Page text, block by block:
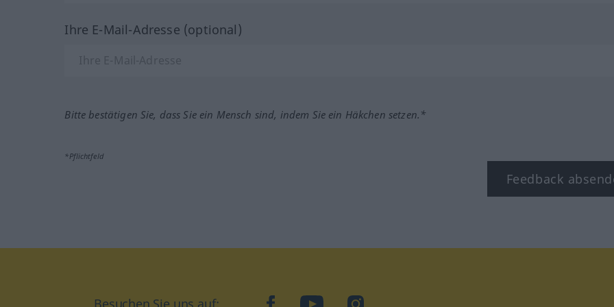
Ihre E-Mail-Adresse (optional)
Bitte bestätigen Sie, dass Sie ein Mensch sind, indem Sie ein Häkchen setzen.*
*Pflichtfeld
Feedback
facebookYouTubeInstagram